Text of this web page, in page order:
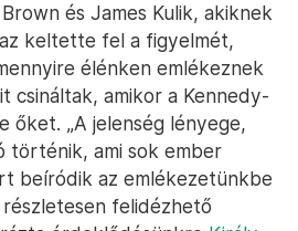
és James Kulik, akiknek
keltette fel a figyelmét,
élénken emlékeznek
csináltak, amikor a Kennedy-
őket. „A jelenség lényege,
történik, ami sok ember
beíródik az emlékezetünkbe
felidézhető